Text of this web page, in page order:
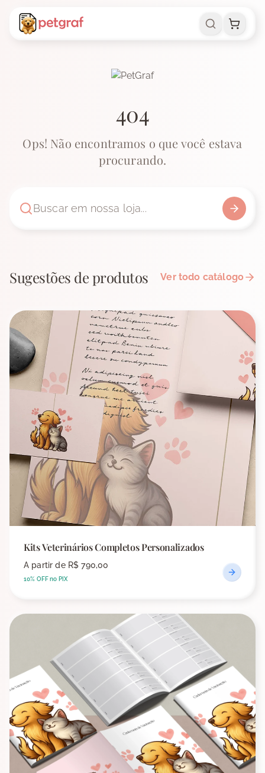
404
Ops! Não encontramos o que você estava
procurando.
Buscar em nossa loja...
Sugestões de produtos Ver todo catálogo
Kits Veterinários Completos Personalizados
A partir de R$ 790,00
10% OFF no PIX